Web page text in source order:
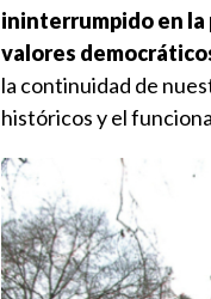
ininterrumpido en la
valores
la continuidad de
históricos y el